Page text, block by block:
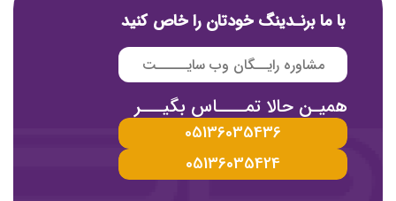
با ما برنـدینگ خودتان را خاص کنید
مشاوره رایــگان وب سایـــــت
همیـن حالا تمــــاس بگیـــر
05136035436
05136035424